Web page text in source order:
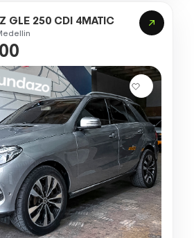
GLE 250 CDI 4MATIC